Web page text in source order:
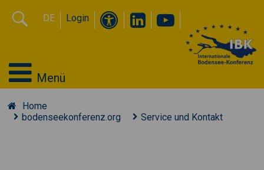
DE Login
Menü
Home
bodenseekonferenz.org
Service und Kontakt